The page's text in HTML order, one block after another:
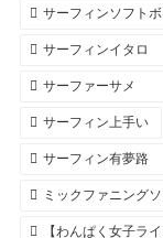
サーフィンソフト
サーフィンイタロ
サーファーサメ
サーフィン上手い
サーフィン有夢路
ミックファニング
【わんぱく女子ラ